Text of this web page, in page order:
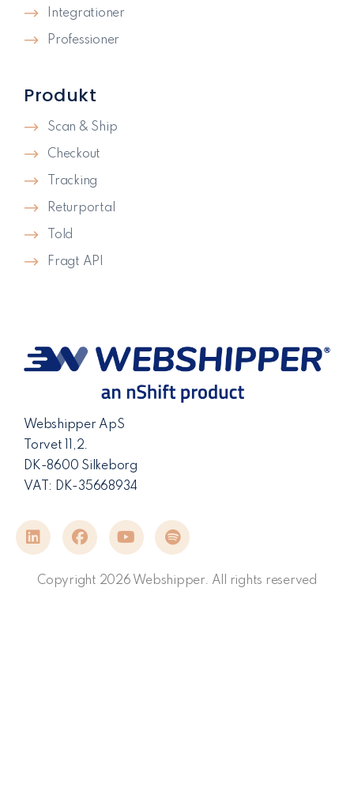
Webshipper ApS
Torvet 11,2.
DK-8600 Silkeborg
VAT: DK-35668934
Produkt
Scan & Ship
Checkout
Tracking
Returportal
Told
Fragt API
Integrationer
Professioner
Copyright 2026 Webshipper. All rights reserved